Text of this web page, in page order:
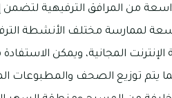
من المرافق الترفيهية
لممارسة مختلف الأنشطة
المجانية، ويمكن
يتم توزيع الصحف والمطبوعات